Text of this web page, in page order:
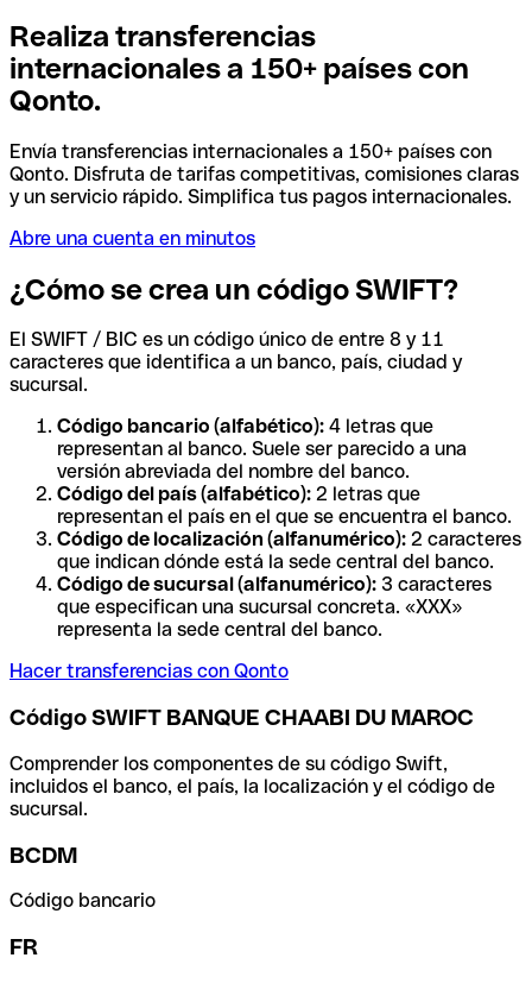
Realiza transferencias
internacionales a 150+ países con
Qonto.
Envía transferencias internacionales a 150+ países con
Qonto. Disfruta de tarifas competitivas, comisiones claras
y un servicio rápido. Simplifica tus pagos internacionales.
Abre una cuenta en minutos
¿Cómo se crea un código SWIFT?
El SWIFT / BIC es un código único de entre 8 y 11
caracteres que identifica a un banco, país, ciudad y
sucursal.
Código bancario (alfabético): 4 letras que
representan al banco. Suele ser parecido a una
versión abreviada del nombre del banco.
Código del país (alfabético): 2 letras que
representan el país en el que se encuentra el banco.
Código de localización (alfanumérico): 2 caracteres
que indican dónde está la sede central del banco.
Código de sucursal (alfanumérico): 3 caracteres
que especifican una sucursal concreta. «XXX»
representa la sede central del banco.
Hacer transferencias con Qonto
Código SWIFT BANQUE CHAABI DU MAROC
Comprender los componentes de su código Swift,
incluidos el banco, el país, la localización y el código de
sucursal.
BCDM
Código bancario
FR